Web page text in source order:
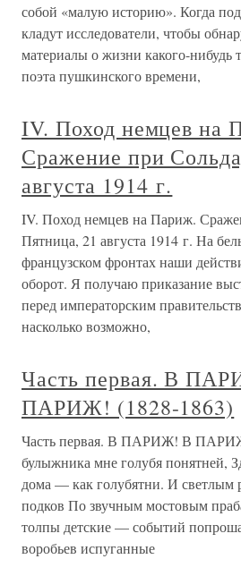
собой «малую историю». Когда
кладут исследователи, чтобы
материалы о жизни какого-нибудь
поэта пушкинского времени,
IV. Поход немцев на
Сражение при
августа 1914 г.
IV. Поход немцев на Париж.
Пятница, 21 августа 1914 г. На
французском фронтах наши
оборот. Я получаю приказание
перед императорским
насколько возможно,
Часть первая. В
ПАРИЖ! (1828-1863)
Часть первая. В ПАРИЖ! В
булыжника мне голубя понятней,
дома — как голубятни. И светлым
подков По звучным мостовым
толпы детские — событий
воробьев испуганные